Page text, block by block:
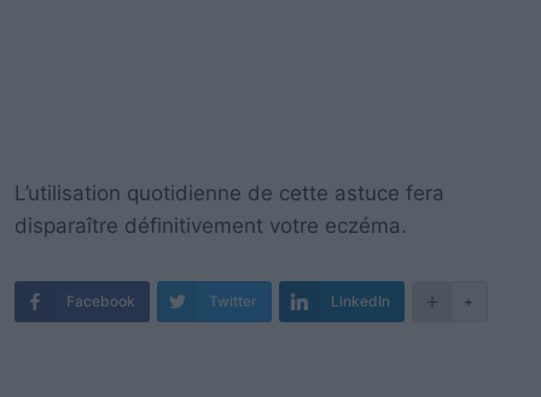
L’utilisation quotidienne de cette astuce fera
disparaître définitivement votre eczéma.
Facebook Twitter LinkedIn +